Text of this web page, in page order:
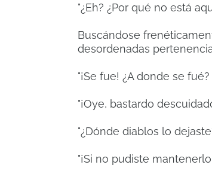
"¿Eh? ¿Por qué no está
Buscándose
desordenadas
"¡Se fue! ¿A donde se
"¡Oye, bastardo
"¿Dónde diablos lo
"¡Si no pudiste